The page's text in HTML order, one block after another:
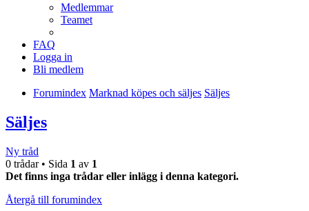
Medlemmar
Teamet
FAQ
Logga in
Bli medlem
Forumindex Marknad köpes och säljes Säljes
Säljes
Ny tråd
0 trådar • Sida 1 av 1
Det finns inga trådar eller inlägg i denna kategori.
Återgå till forumindex